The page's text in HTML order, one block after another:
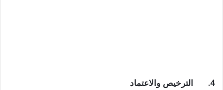
4. الترخيص والاعتماد